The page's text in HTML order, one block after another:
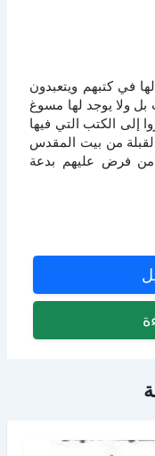
في كتبهم ويتعبدون
ولا يوجد لها مسوغ
إلى الكتب التي فيها
من بيت المقدس
فرض عليهم بدعة